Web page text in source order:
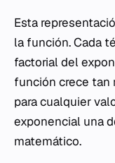
Esta
la función. Cada
factorial del
función crece tan
para cualquier
exponencial una
matemático.